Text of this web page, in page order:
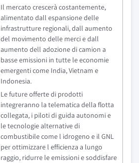
Il mercato crescerà costantemente,
alimentato dall espansione delle
infrastrutture regionali, dall aumento
del movimento delle merci e dall
aumento dell adozione di camion a
basse emissioni in tutte le economie
emergenti come India, Vietnam e
Indonesia.
Le future offerte di prodotti
integreranno la telematica della flotta
collegata, i piloti di guida autonomi e
le tecnologie alternative di
combustibile come l idrogeno e il GNL
per ottimizzare l efficienza a lungo
raggio, ridurre le emissioni e soddisfare